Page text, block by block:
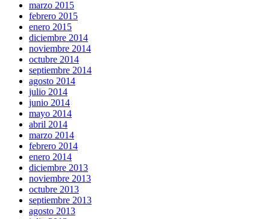
marzo 2015
febrero 2015
enero 2015
diciembre 2014
noviembre 2014
octubre 2014
septiembre 2014
agosto 2014
julio 2014
junio 2014
mayo 2014
abril 2014
marzo 2014
febrero 2014
enero 2014
diciembre 2013
noviembre 2013
octubre 2013
septiembre 2013
agosto 2013